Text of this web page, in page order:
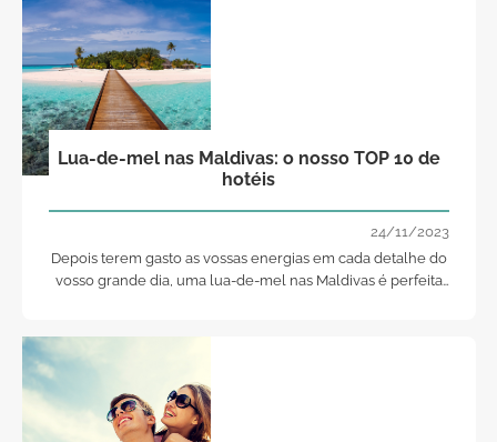
Lua-de-mel nas Maldivas: o nosso TOP 10 de
hotéis
24/11/2023
Depois terem gasto as vossas energias em cada detalhe do
vosso grande dia, uma lua-de-mel nas Maldivas é perfeita